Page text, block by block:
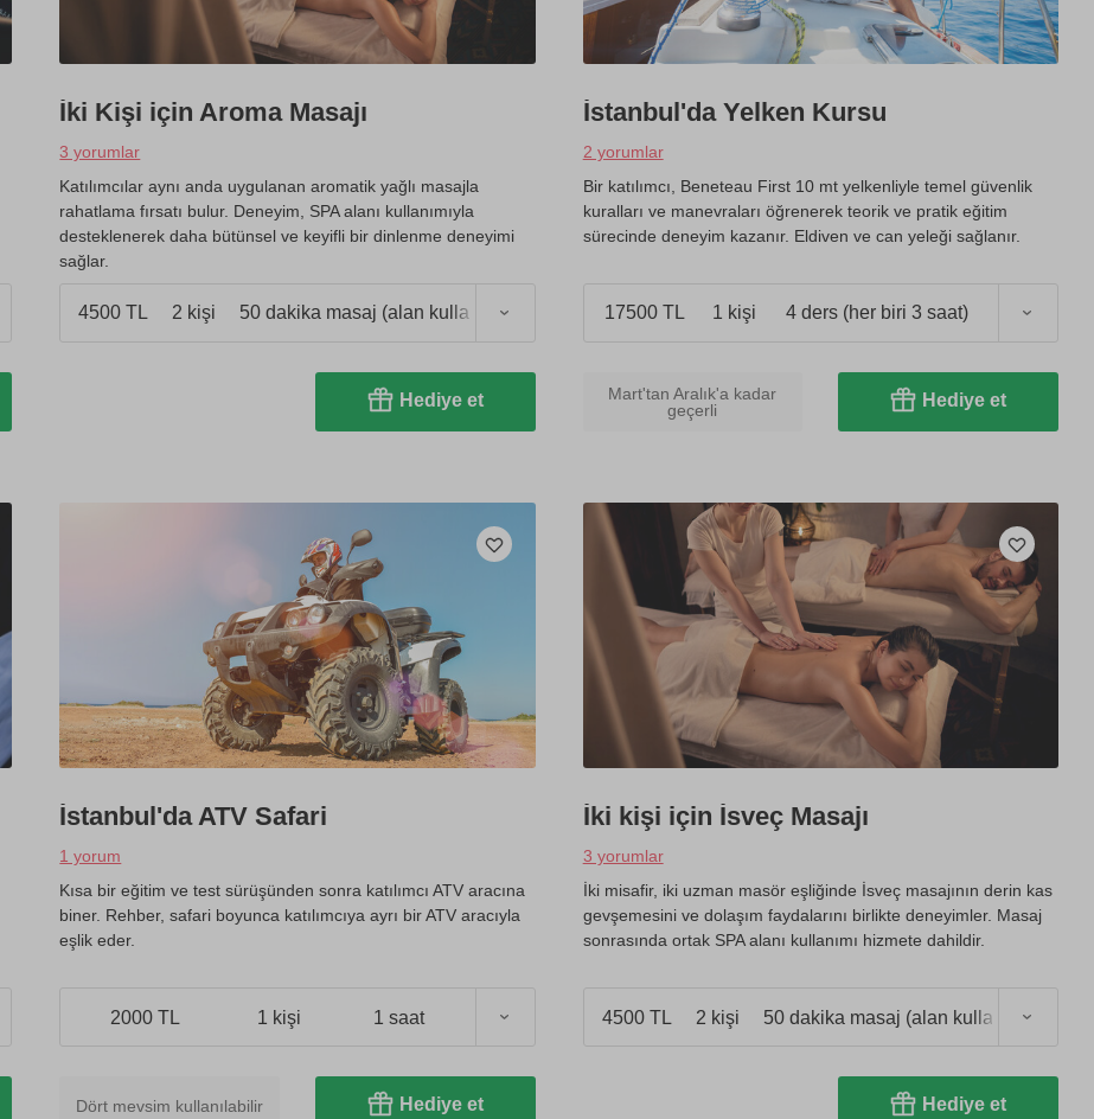
İki Kişi için Aroma Masajı
3 yorumlar
Katılımcılar aynı anda uygulanan aromatik yağlı masajla
rahatlama fırsatı bulur. Deneyim, SPA alanı kullanımıyla
desteklenerek daha bütünsel ve keyifli bir dinlenme deneyimi
sağlar.
4500 TL 2 kişi 50 dakika masaj (alan kullanımı 1 saat)
Hediye et
İstanbul'da Yelken Kursu
2 yorumlar
Bir katılımcı, Beneteau First 10 mt yelkenliyle temel güvenlik
kuralları ve manevraları öğrenerek teorik ve pratik eğitim
sürecinde deneyim kazanır. Eldiven ve can yeleği sağlanır.
17500 TL 1 kişi 4 ders (her biri 3 saat)
Mart'tan Aralık'a kadar
geçerli
Hediye et
İstanbul'da ATV Safari
1 yorum
Kısa bir eğitim ve test sürüşünden sonra katılımcı ATV aracına
biner. Rehber, safari boyunca katılımcıya ayrı bir ATV aracıyla
eşlik eder.
2000 TL 1 kişi 1 saat
Dört mevsim kullanılabilir Hediye et
İki kişi için İsveç Masajı
3 yorumlar
İki misafir, iki uzman masör eşliğinde İsveç masajının derin kas
gevşemesini ve dolaşım faydalarını birlikte deneyimler. Masaj
sonrasında ortak SPA alanı kullanımı hizmete dahildir.
4500 TL 2 kişi 50 dakika masaj (alan kullanımı 1 saat)
Hediye et